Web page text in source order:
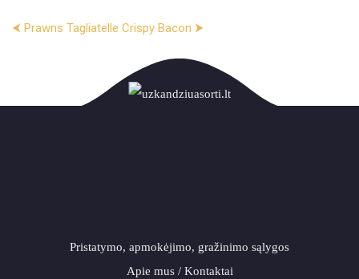
⮜ Prawns Tagliatelle Crispy Bacon ⮞
Pristatymo, apmokėjimo, gražinimo sąlygos
Apie mus / Kontaktai